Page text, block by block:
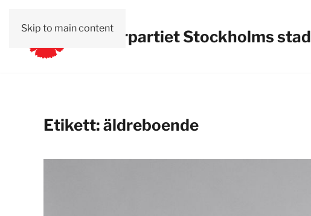
Skip to main contentVänsterpartiet Stockholms stad
Etikett:äldreboende